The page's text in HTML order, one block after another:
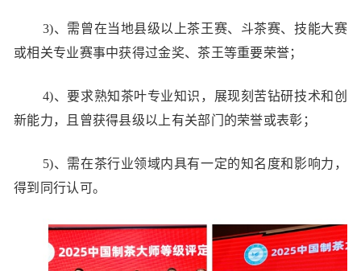
3)、需曾在当地县级以上茶王赛、斗茶赛、技能大赛
或相关专业赛事中获得过金奖、茶王等重要荣誉；
4)、要求熟知茶叶专业知识，展现刻苦钻研技术和创
新能力，且曾获得县级以上有关部门的荣誉或表彰；
5)、需在茶行业领域内具有一定的知名度和影响力，
得到同行认可。